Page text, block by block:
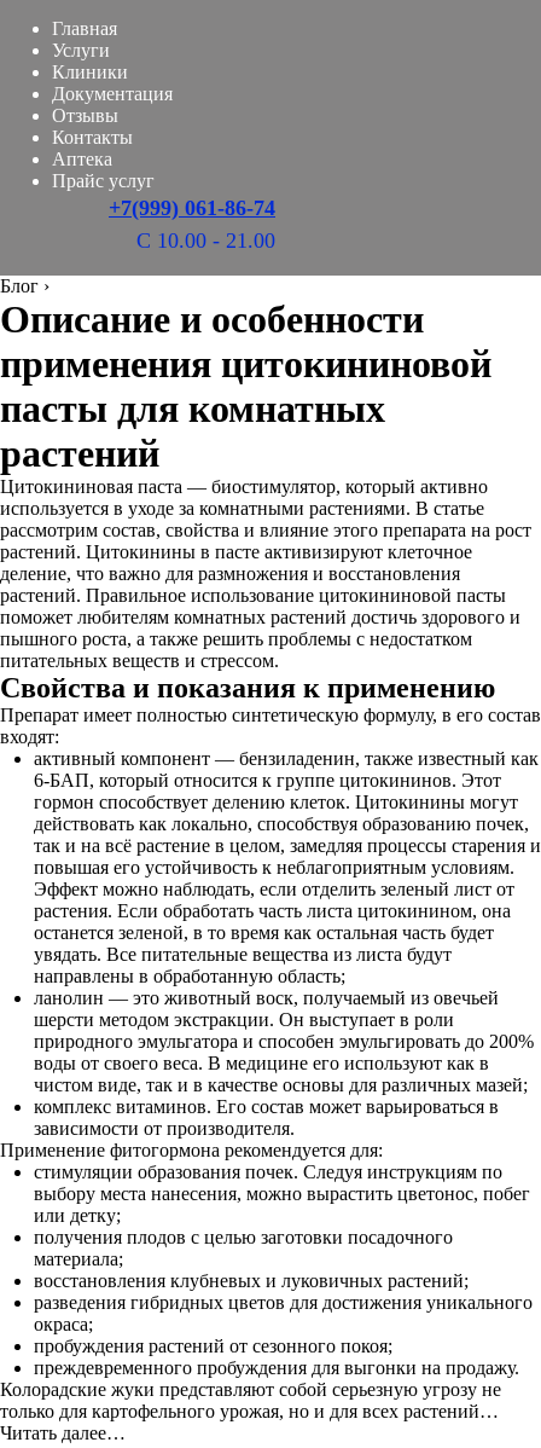
Главная
Услуги
Клиники
Документация
Отзывы
Контакты
Аптека
Прайс услуг
+7(999) 061-86-74
С 10.00 - 21.00
Блог ›
Описание и особенности
применения цитокининовой
пасты для комнатных
растений
Цитокининовая паста — биостимулятор, который активно
используется в уходе за комнатными растениями. В статье
рассмотрим состав, свойства и влияние этого препарата на рост
растений. Цитокинины в пасте активизируют клеточное
деление, что важно для размножения и восстановления
растений. Правильное использование цитокининовой пасты
поможет любителям комнатных растений достичь здорового и
пышного роста, а также решить проблемы с недостатком
питательных веществ и стрессом.
Свойства и показания к применению
Препарат имеет полностью синтетическую формулу, в его состав
входят:
активный компонент — бензиладенин, также известный как
6-БАП, который относится к группе цитокининов. Этот
гормон способствует делению клеток. Цитокинины могут
действовать как локально, способствуя образованию почек,
так и на всё растение в целом, замедляя процессы старения и
повышая его устойчивость к неблагоприятным условиям.
Эффект можно наблюдать, если отделить зеленый лист от
растения. Если обработать часть листа цитокинином, она
останется зеленой, в то время как остальная часть будет
увядать. Все питательные вещества из листа будут
направлены в обработанную область;
ланолин — это животный воск, получаемый из овечьей
шерсти методом экстракции. Он выступает в роли
природного эмульгатора и способен эмульгировать до 200%
воды от своего веса. В медицине его используют как в
чистом виде, так и в качестве основы для различных мазей;
комплекс витаминов. Его состав может варьироваться в
зависимости от производителя.
Применение фитогормона рекомендуется для:
стимуляции образования почек. Следуя инструкциям по
выбору места нанесения, можно вырастить цветонос, побег
или детку;
получения плодов с целью заготовки посадочного
материала;
восстановления клубневых и луковичных растений;
разведения гибридных цветов для достижения уникального
окраса;
пробуждения растений от сезонного покоя;
преждевременного пробуждения для выгонки на продажу.
Колорадские жуки представляют собой серьезную угрозу не
только для картофельного урожая, но и для всех растений…
Читать далее…